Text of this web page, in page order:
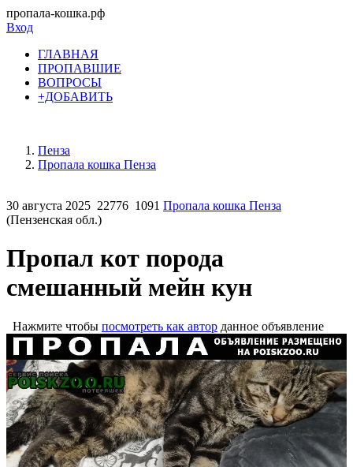
пропала-кошка.рф
Вход
ГЛАВНАЯ
ПРОПАВШИЕ
ВОПРОСЫ
+ДОБАВИТЬ
Пенза
Пропала кошка Пенза
30 августа 2025 22776 1091 Пропала кошка Пенза
(Пензенская обл.)
Пропал кот порода
смешанный мейн кун
Нажмите чтобы посмотреть как автор данное объявление